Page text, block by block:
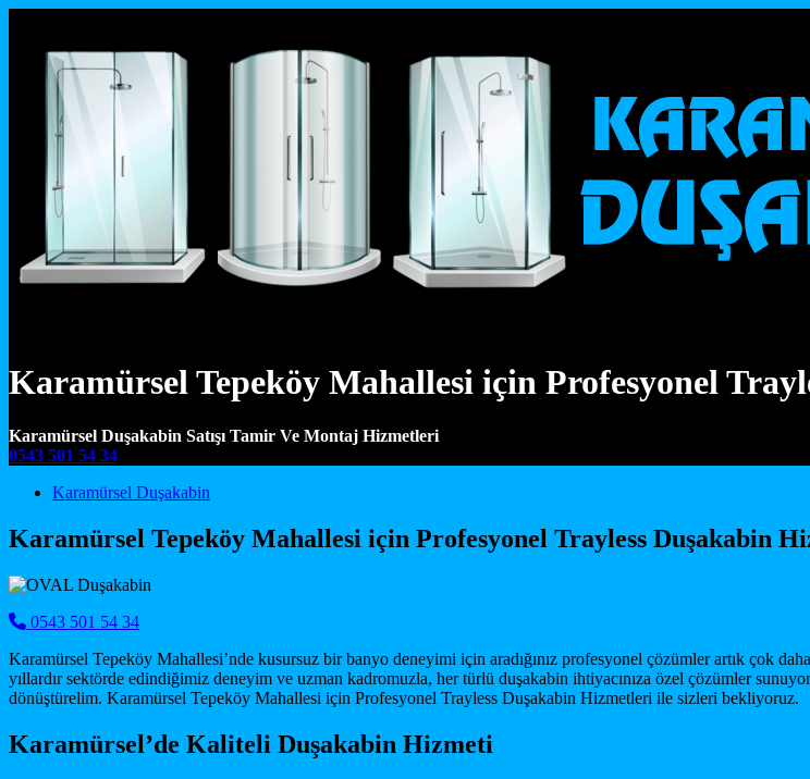
Karamürsel Tepeköy Mahallesi için Profesyonel
Karamürsel Duşakabin Satışı Tamir Ve Montaj Hizmetleri
0543 501 54 34
Main Navigation
Karamürsel Duşakabin
Karamürsel Tepeköy Mahallesi için Profesyonel Trayless Duşakabin
0543 501 54 34
Karamürsel Tepeköy Mahallesi’nde kusursuz bir banyo deneyimi için aradığınız profesyonel çözümler artık çok
yıllardır sektörde edindiğimiz deneyim ve uzman kadromuzla, her türlü duşakabin ihtiyacınıza özel çözümler
dönüştürelim. Karamürsel Tepeköy Mahallesi için Profesyonel Trayless Duşakabin Hizmetleri ile sizleri bekliyoruz.
Karamürsel’de Kaliteli Duşakabin Hizmeti